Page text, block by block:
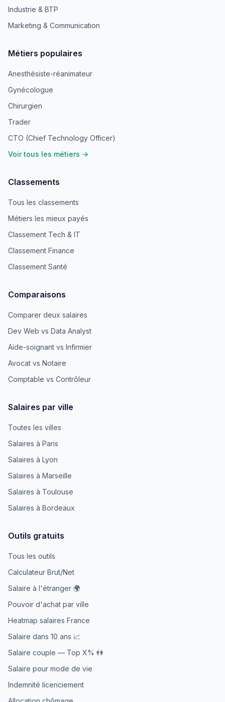
Industrie & BTP
Marketing & Communication
Métiers populaires
Anesthésiste-réanimateur
Gynécologue
Chirurgien
Trader
CTO (Chief Technology Officer)
Voir tous les métiers →
Classements
Tous les classements
Métiers les mieux payés
Classement Tech & IT
Classement Finance
Classement Santé
Comparaisons
Comparer deux salaires
Dev Web vs Data Analyst
Aide-soignant vs Infirmier
Avocat vs Notaire
Comptable vs Contrôleur
Salaires par ville
Toutes les villes
Salaires à Paris
Salaires à Lyon
Salaires à Marseille
Salaires à Toulouse
Salaires à Bordeaux
Outils gratuits
Tous les outils
Calculateur Brut/Net
Salaire à l'étranger 🌍
Pouvoir d'achat par ville
Heatmap salaires France
Salaire dans 10 ans 📈
Salaire couple — Top X% 👫
Salaire pour mode de vie
Indemnité licenciement